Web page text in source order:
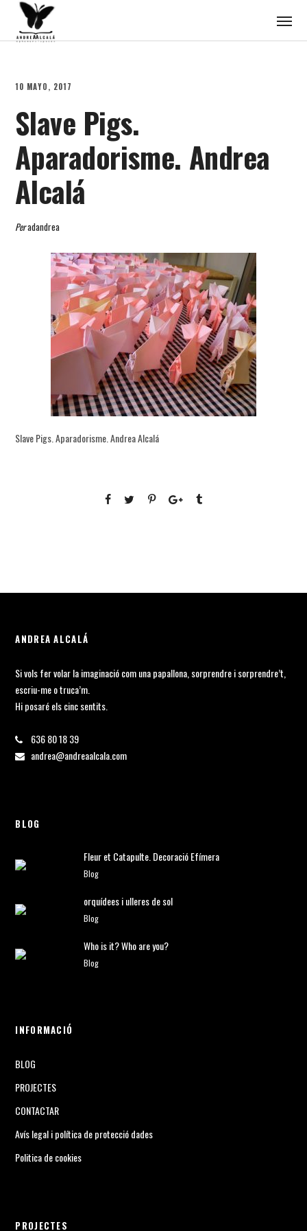
10 MAYO, 2017
Slave Pigs.
Aparadorisme. Andrea
Alcalá
Peradandrea
Slave Pigs. Aparadorisme. Andrea Alcalá
ANDREA ALCALÁ
Si vols fer volar la imaginació com una papallona, sorprendre i sorprendre’t,
escriu-me o truca’m.
Hi posaré els cinc sentits.
636 80 18 39
andrea@andreaalcala.com
BLOG
Fleur et Catapulte. Decoració Efímera
Blog
orquídees i ulleres de sol
Blog
Who is it? Who are you?
Blog
INFORMACIÓ
BLOG
PROJECTES
CONTACTAR
Avís legal i política de protecció dades
Politica de cookies
PROJECTES